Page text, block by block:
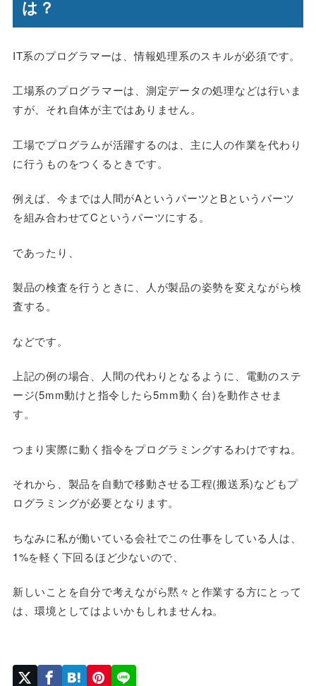
は？
IT系のプログラマーは、情報処理系のスキルが必須です。
工場系のプログラマーは、測定データの処理などは行いま
すが、それ自体が主ではありません。
工場でプログラムが活躍するのは、主に 人の作業を代わり
に行うものをつくるとき です。
例えば、今までは人間がAというパーツとBというパーツ
を組み合わせてCというパーツにする。
であったり、
製品の検査を行うときに、人が製品の姿勢を変えながら検
査する。
などです。
上記の例の場合、人間の代わりとなるように、電動のステ
ージ(5mm動けと指令したら5mm動く台)を動作させま
す。
つまり実際に動く指令をプログラミングするわけですね。
それから、製品を自動で移動させる工程(搬送系)などもプ
ログラミングが必要となります。
ちなみに私が働いている会社でこの仕事をしている人は、
1%を軽く下回るほど少ないので、
新しいことを自分で考えながら黙々と作業する方にとって
は、環境としてはよいかもしれませんね。